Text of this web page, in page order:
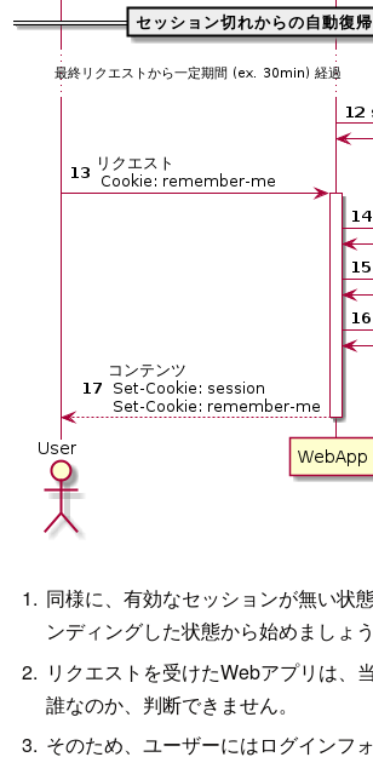
同様に、有効なセッションが無い状
ンディングした状態から始めましょう
リクエストを受けたWebアプリは、
誰なのか、判断できません。
そのため、ユーザーにはログインフ